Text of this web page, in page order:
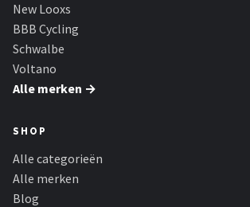
New Looxs
BBB Cycling
Schwalbe
Voltano
Alle merken →
SHOP
Alle categorieën
Alle merken
Blog